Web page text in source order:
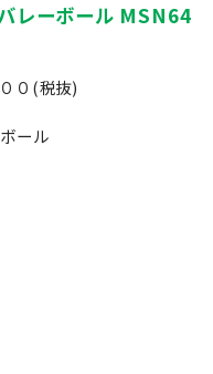
レーボール MSN64
０(税抜)
ール